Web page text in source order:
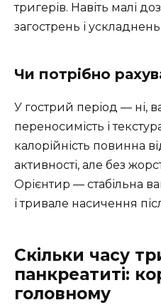
тригерів. Навіть малі
загострень і ускладнень.
Чи потрібно
У гострий період — ні,
переносимість і
калорійність повинна
активності, але без
Орієнтир — стабільна
і тривале насичення
Скільки часу
панкреатиті:
головному